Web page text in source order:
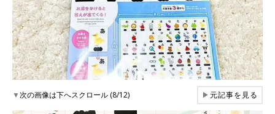
▼次の画像は下へスクロール (8/12) ▶元記事を見る